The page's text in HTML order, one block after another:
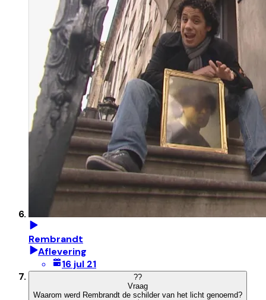
Rembrandt
Aflevering
16 jul 21
??
Vraag
Waarom werd Rembrandt de schilder van het licht genoemd?